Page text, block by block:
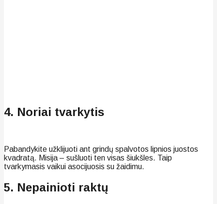
4. Noriai tvarkytis
Pabandykite užklijuoti ant grindų spalvotos lipnios juostos
kvadratą. Misija – sušluoti ten visas šiukšles. Taip
tvarkymasis vaikui asocijuosis su žaidimu.
5. Nepainioti raktų